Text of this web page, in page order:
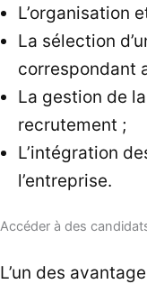
L’organisation
La sélection
correspondant
La gestion de
recrutement ;
L’intégration
l’entreprise.
Accéder à des
L’un des